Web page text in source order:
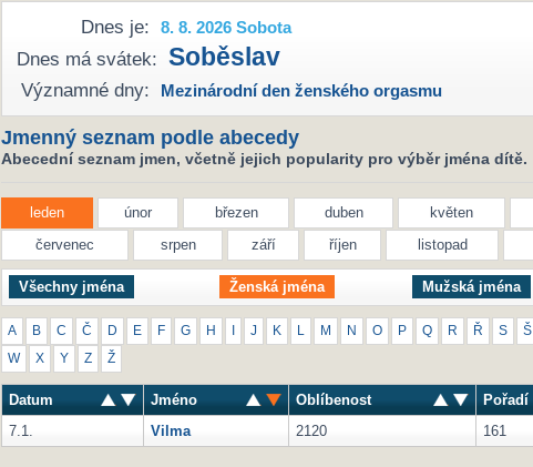
Dnes je: 8. 8. 2026 Sobota
Dnes má svátek: Soběslav
Významné dny: Mezinárodní den ženského orgasmu
Jmenný seznam podle abecedy
Abecední seznam jmen, včetně jejich popularity pro výběr jména dítě.
leden únor březen duben květen
červenec
srpen září říjen listopad
Všechny jména Ženská jména Mužská jména
A B C Č D E F G H J K M N O P Q R Ř S Š
W X Y Z Ž
Datum Jméno Oblíbenost
Pořadí
7.1.
Vilma 2120 161